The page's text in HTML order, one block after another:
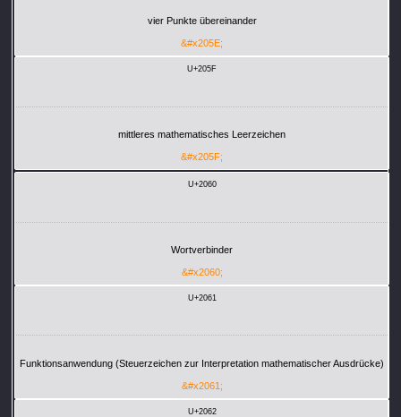
vier Punkte übereinander
&#x205E;
U+205F
mittleres mathematisches Leerzeichen
&#x205F;
U+2060
Wortverbinder
&#x2060;
U+2061
Funktionsanwendung (Steuerzeichen zur Interpretation mathematischer Ausdrücke)
&#x2061;
U+2062